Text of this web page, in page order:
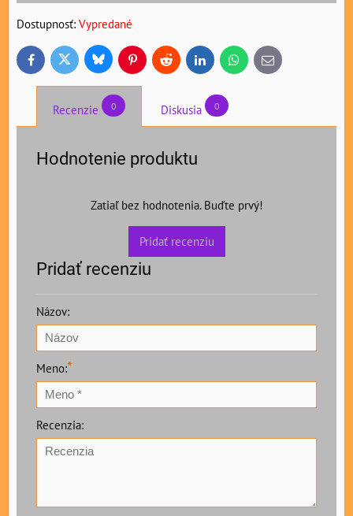
Dostupnosť: Vypredané
FacebookTwitter BlueskyPinterestReddit LinkedInWhatsApp
E-
mail
Recenzie 0 Diskusia 0
Hodnotenie produktu
Zatiaľ bez hodnotenia. Buďte prvý!
Pridať recenziu
Pridať recenziu
Názov:
Meno:*
Recenzia: